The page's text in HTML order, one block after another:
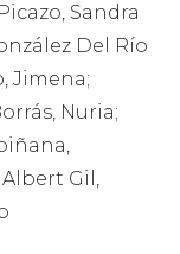
Sandra
Del Río
Jimena;
Nuria;
Gil,